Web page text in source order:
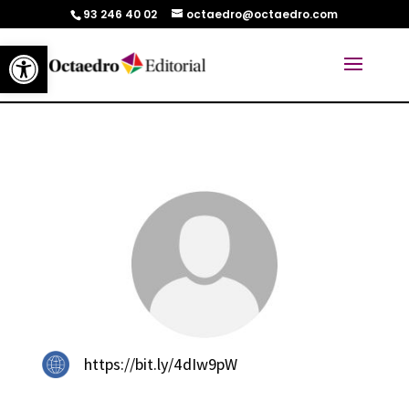
Abrir barra de herramientas
93 246 40 02 octaedro@octaedro.com
https://bit.ly/4dIw9pW